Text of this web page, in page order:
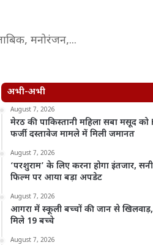
मनोरंजन,...
अभी-अभी
August 7, 2026
मेरठ की पाकिस्तानी महिला सबा मसूद को
फर्जी दस्तावेज मामले में मिली जमानत
August 7, 2026
‘परशुराम’ के लिए करना होगा इंतजार,
फिल्म पर आया बड़ा अपडेट
August 7, 2026
आगरा में स्कूली बच्चों की जान से
मिले 19 बच्चे
August 7, 2026